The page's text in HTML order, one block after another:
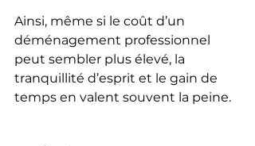
Ainsi, même si le coût d’un
déménagement professionnel
peut sembler plus élevé, la
tranquillité d’esprit et le gain de
temps en valent souvent la peine.